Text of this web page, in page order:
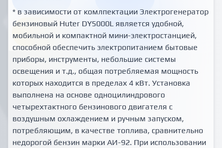
* в зависимости от комлпектации Электрогенератор
бензиновый Huter DY5000L является удобной,
мобильной и компактной мини-электростанцией,
способной обеспечить электропитанием бытовые
приборы, инструменты, небольшие системы
освещения и т.д., общая потребляемая мощность
которых находится в пределах 4 кВт. Установка
выполнена на основе одноцилиндрового
четырехтактного бензинового двигателя с
воздушным охлаждением и ручным запуском,
потребляющим, в качестве топлива, сравнительно
недорогой бензин марки АИ-92. При использовании